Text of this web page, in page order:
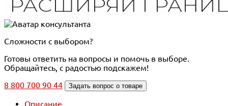
Сложности с выбором?
Готовы ответить на вопросы и помочь в выборе.
Обращайтесь, с радостью подскажем!
8 800 700 90 44
Задать вопрос о товаре
Описание